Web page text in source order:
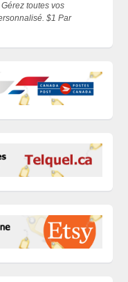
toutes vos
$1 Par